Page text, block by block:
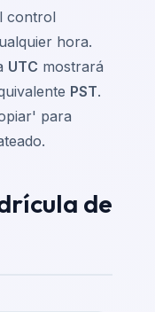
control
hora.
UTC mostrará
PST.
para
de